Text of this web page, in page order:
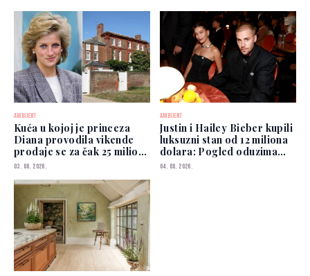
AMBIJENT
Kuća u kojoj je princeza
Diana provodila vikende
prodaje se za čak 25 miliona
funti
03. 08. 2026.
AMBIJENT
Justin i Hailey Bieber kupili
luksuzni stan od 12 miliona
dolara: Pogled oduzima
dah
04. 08. 2026.